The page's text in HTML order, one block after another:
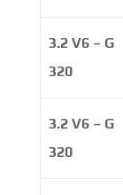
3.2 V6 – G
320
3.2 V6 – G
320